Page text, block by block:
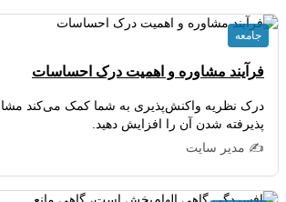
فرآیند مشاوره و اهمیت درک احساسات
درک نظریه واکنش‌پذیری به شما کمک می‌کند
پذیرفته شدن آن را افزایش دهید.
✍️ مدیر سایت
جامعه